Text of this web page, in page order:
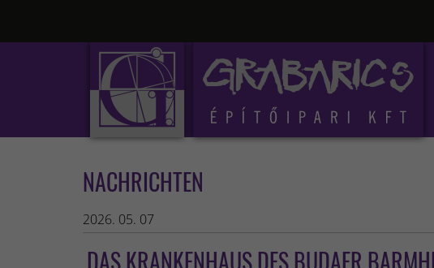
NACHRICHTEN
2026. 05. 07
DAS KRANKENHAUS DES BUDAER